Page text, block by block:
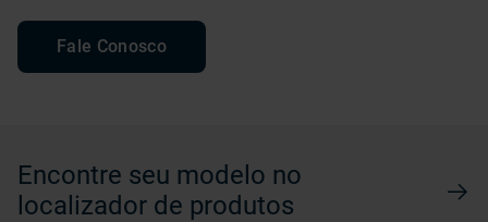
Fale Conosco
Encontre seu modelo no
localizador de produtos